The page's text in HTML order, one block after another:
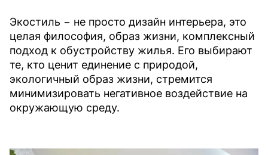
Экостиль − не просто дизайн интерьера, это
целая философия, образ жизни, комплексный
подход к обустройству жилья. Его выбирают
те, кто ценит единение с природой,
экологичный образ жизни, стремится
минимизировать негативное воздействие на
окружающую среду.